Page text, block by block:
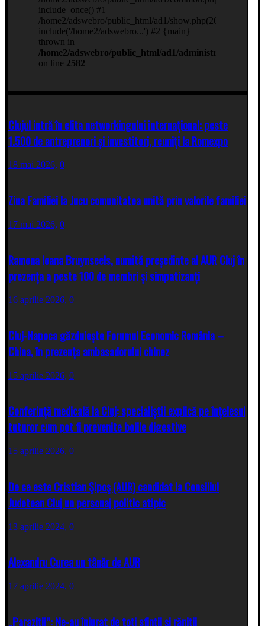
Clujul intră în elita networkingului internațional: peste
1.500 de antreprenori și investitori, reuniți la Romexpo
18 mai 2026, 0
Ziua Familiei la Jucu comunitatea unită prin valorile familiei
17 mai 2026, 0
Ramona Ioana Bruynseels, numită președinte al AUR Cluj în
prezența a peste 100 de membri și simpatizanți
16 aprilie 2026, 0
Cluj-Napoca găzduiește Forumul Economic România –
China, în prezența ambasadorului chinez
15 aprilie 2026, 0
Conferință medicală la Cluj: specialiștii explică pe înțelesul
tuturor cum pot fi prevenite bolile digestive
15 aprilie 2026, 0
De ce este Cristian Şipoş (AUR) candidat la Consiliul
Judetean Cluj un personaj politic atipic
13 aprilie 2024, 0
Alexandru Curea un tânăr de AUR
17 aprilie 2024, 0
„Paraziţii”: Ne-au înjurat de toţi sfinţii şi răniţii